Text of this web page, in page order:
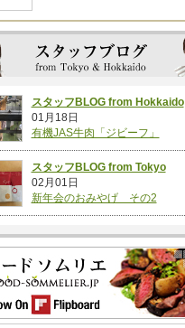
スタッフBLOG from Hokkaido
01月18日
有機JAS牛肉「ジビーフ」
スタッフBLOG from Tokyo
02月01日
新年会のおみやげ その2